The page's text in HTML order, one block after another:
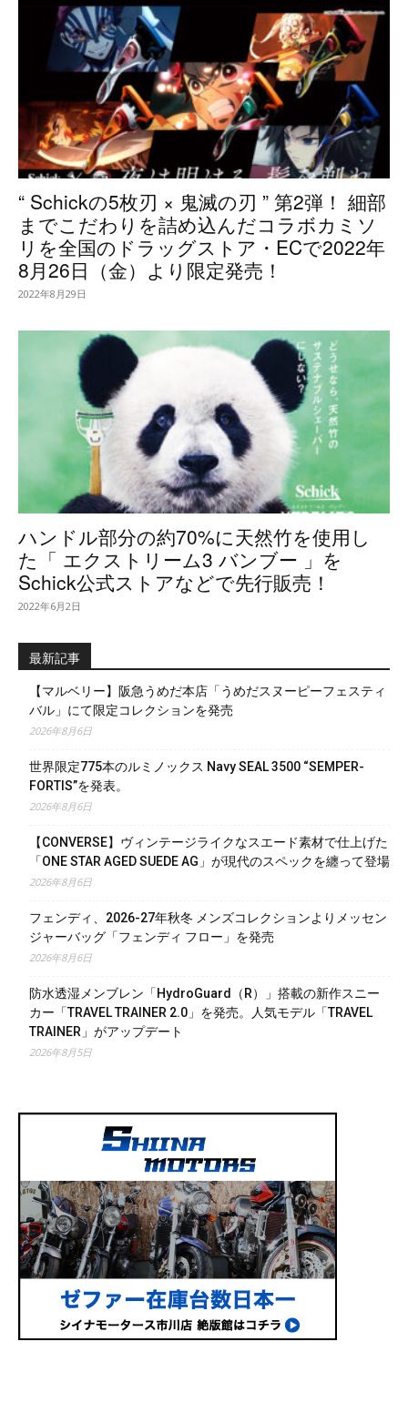
“ Schickの5枚刃 × 鬼滅の刃 ” 第2弾！ 細部
までこだわりを詰め込んだコラボカミソ
リを全国のドラッグストア・ECで2022年
8月26日（金）より限定発売！
2022年8月29日
ハンドル部分の約70%に天然竹を使用し
た「 エクストリーム3 バンブー 」を
Schick公式ストアなどで先行販売！
2022年6月2日
最新記事
【マルベリー】阪急うめだ本店「うめだスヌーピーフェスティ
バル」にて限定コレクションを発売
2026年8月6日
世界限定775本のルミノックス Navy SEAL 3500 “SEMPER-
FORTIS”を発表。
2026年8月6日
【CONVERSE】ヴィンテージライクなスエード素材で仕上げた
「ONE STAR AGED SUEDE AG」が現代のスペックを纏って登場
2026年8月6日
フェンディ、2026-27年秋冬 メンズコレクションよりメッセン
ジャーバッグ「フェンディ フロー」を発売
2026年8月6日
防水透湿メンブレン「HydroGuard（R）」搭載の新作スニー
カー「TRAVEL TRAINER 2.0」を発売。人気モデル「TRAVEL
TRAINER」がアップデート
2026年8月5日